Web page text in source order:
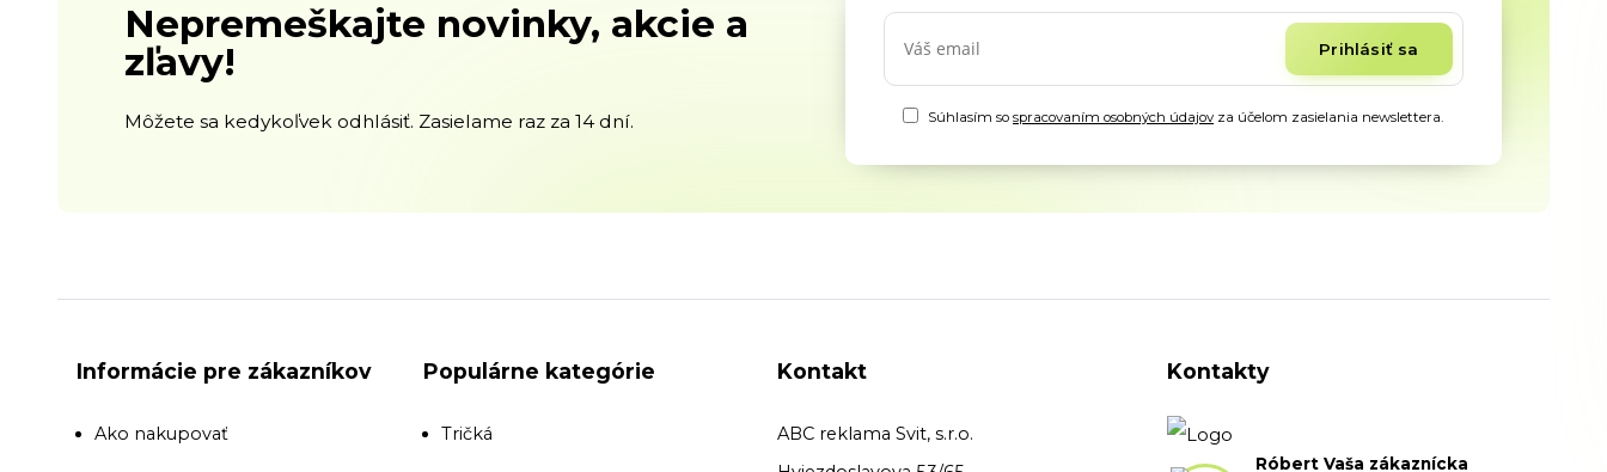
Nepremeškajte novinky, akcie a
zľavy!
Môžete sa kedykoľvek odhlásiť. Zasielame raz za 14 dní.
Prihlásiť sa
Súhlasím sospracovaním osobných údajov za účelom zasielania newslettera.
Informácie pre zákazníkov
Ako nakupovať
Populárne kategórie
Tričká
Kontakt
ABC reklama Svit, s.r.o.
Kontakty
Róbert Vaša zákaznícka